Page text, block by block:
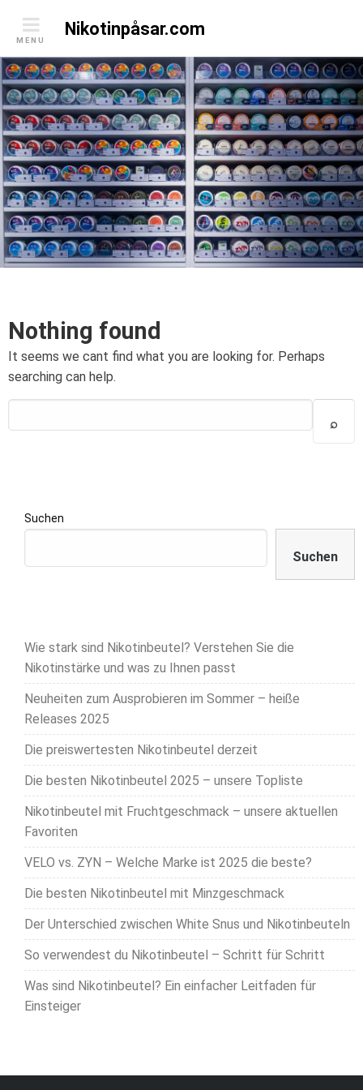
Nikotinpåsar.com
MENU
Nothing found
It seems we cant find what you are looking for. Perhaps
searching can help.
Suchen
Suchen
Wie stark sind Nikotinbeutel? Verstehen Sie die
Nikotinstärke und was zu Ihnen passt
Neuheiten zum Ausprobieren im Sommer – heiße
Releases 2025
Die preiswertesten Nikotinbeutel derzeit
Die besten Nikotinbeutel 2025 – unsere Topliste
Nikotinbeutel mit Fruchtgeschmack – unsere aktuellen
Favoriten
VELO vs. ZYN – Welche Marke ist 2025 die beste?
Die besten Nikotinbeutel mit Minzgeschmack
Der Unterschied zwischen White Snus und Nikotinbeuteln
So verwendest du Nikotinbeutel – Schritt für Schritt
Was sind Nikotinbeutel? Ein einfacher Leitfaden für
Einsteiger